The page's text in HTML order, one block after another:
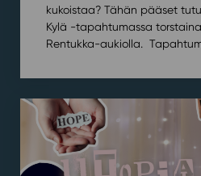
kukoistaa? Tähän pääset
Kylä -tapahtumassa torstaina
Rentukka-aukiolla.